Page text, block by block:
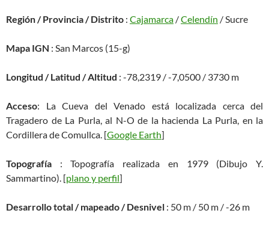
Región / Provincia / Distrito : Cajamarca /Celendín / Sucre
Mapa IGN : San Marcos (15-g)
Longitud / Latitud / Altitud : -78,2319 / -7,0500 / 3730 m
Acceso: La Cueva del Venado está localizada cerca del
Tragadero de La Purla, al N-O de la hacienda La Purla, en la
Cordillera de Comullca. [Google Earth]
Topografía : Topografía realizada en 1979 (Dibujo Y.
Sammartino). [plano y perfil]
Desarrollo total / mapeado / Desnivel : 50 m / 50 m / -26 m